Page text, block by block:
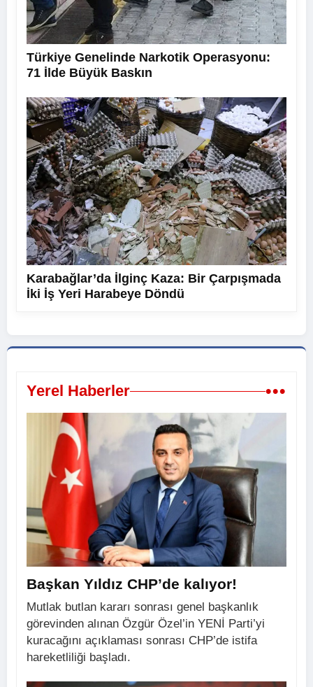
Türkiye Genelinde Narkotik Operasyonu:
71 İlde Büyük Baskın
Karabağlar’da İlginç Kaza: Bir Çarpışmada
İki İş Yeri Harabeye Döndü
Yerel Haberler •••
Başkan Yıldız CHP’de kalıyor!
Mutlak butlan kararı sonrası genel başkanlık
görevinden alınan Özgür Özel’in YENİ Parti’yi
kuracağını açıklaması sonrası CHP’de istifa
hareketliliği başladı.